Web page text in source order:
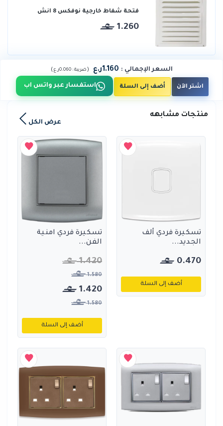
فتحة شفاط خارجية نوفكس 8 انش
1.260
السعر الإجمالي : 1.160ر.ع ( ضريبة :0.060ر.ع )
اشتر الآن أضف إلى السلة استفسار عبر واتس اب
منتجات مشابهه
عرض الكل
تسكيرة فردي ألف
الجديد...
0.470
أضف إلى السلة
تسكيرة فردي امنية
الفن...
1.420
1.580
1.420
1.580
أضف إلى السلة